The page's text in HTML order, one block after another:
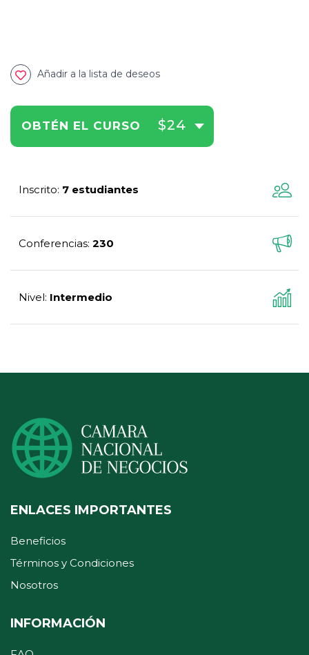
Añadir a la lista de deseos
OBTÉN EL CURSO $24
Inscrito: 7 estudiantes
Conferencias: 230
Nivel: Intermedio
ENLACES IMPORTANTES
Beneficios
Términos y Condiciones
Nosotros
INFORMACIÓN